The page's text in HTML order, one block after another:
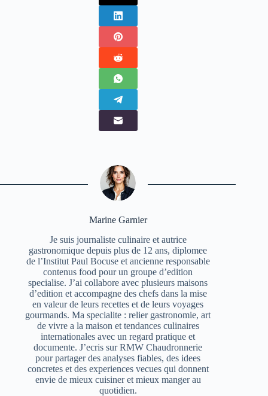
Marine Garnier
Je suis journaliste culinaire et autrice
gastronomique depuis plus de 12 ans, diplomee
de l’Institut Paul Bocuse et ancienne responsable
contenus food pour un groupe d’edition
specialise. J’ai collabore avec plusieurs maisons
d’edition et accompagne des chefs dans la mise
en valeur de leurs recettes et de leurs voyages
gourmands. Ma specialite : relier gastronomie, art
de vivre a la maison et tendances culinaires
internationales avec un regard pratique et
documente. J’ecris sur RMW Chaudronnerie
pour partager des analyses fiables, des idees
concretes et des experiences vecues qui donnent
envie de mieux cuisiner et mieux manger au
quotidien.